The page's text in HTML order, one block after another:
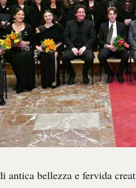
antica bellezza e fervida